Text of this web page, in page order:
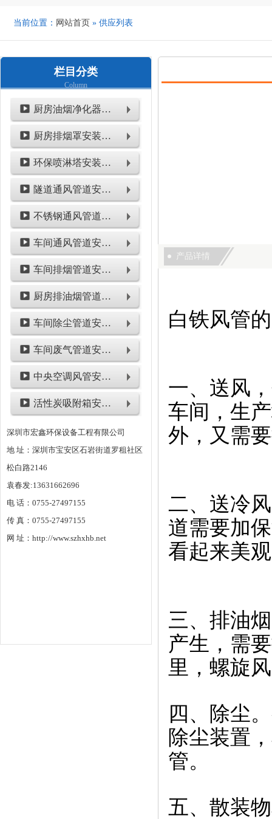
当前位置： 网站首页 » 供应列表
栏目分类
Column
厨房油烟净化器安装工程
厨房排烟罩安装工程
环保喷淋塔安装工程
隧道通风管道安装工程
不锈钢通风管道安装工程
车间通风管道安装工程
车间排烟管道安装工程
厨房排油烟管道安装工程
车间除尘管道安装工程
车间废气管道安装工程
中央空调风管安装工程
活性炭吸附箱安装工程
深圳市宏鑫环保设备工程有限公司
地 址：深圳市宝安区石岩街道罗租社区
松白路2146
袁春发:13631662696
电 话：0755-27497155
传 真：0755-27497155
网 址：http://www.szhxhb.net
产品详情
白铁风管
一、送风
车间，生
外，又需
二、送冷
道需要加
看起来美
三、排油
产生，需
里，螺旋
四、除尘
除尘装置
管。
五、散装